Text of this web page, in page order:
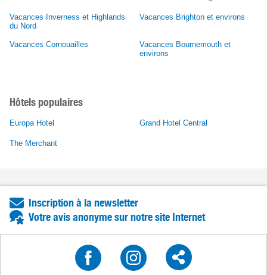
Vacances Inverness et Highlands
du Nord
Vacances Brighton et environs
Vacances Cornouailles
Vacances Bournemouth et
environs
Hôtels populaires
Europa Hotel Grand Hotel Central
The Merchant
Inscription à la newsletter
Votre avis anonyme sur notre site Internet